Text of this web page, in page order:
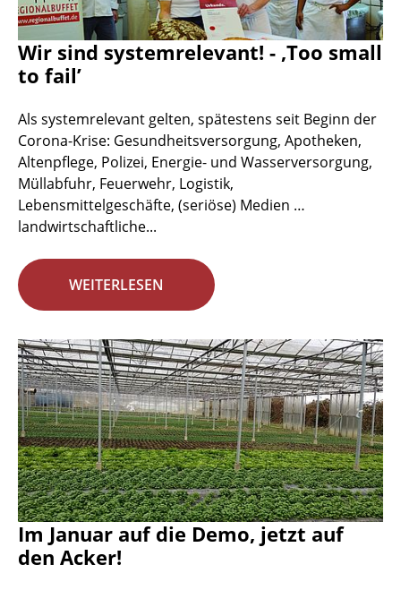
Wir sind systemrelevant! - ‚Too small
to fail’
Als systemrelevant gelten, spätestens seit Beginn der
Corona-Krise: Gesundheitsversorgung, Apotheken,
Altenpflege, Polizei, Energie- und Wasserversorgung,
Müllabfuhr, Feuerwehr, Logistik,
Lebensmittelgeschäfte, (seriöse) Medien …
landwirtschaftliche...
WEITERLESEN
Im Januar auf die Demo, jetzt auf
den Acker!